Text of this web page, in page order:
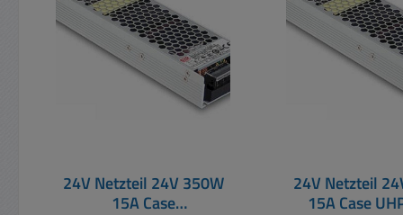
24V Netzteil 24V 350W
15A Case
24V Netzteil 24V
15A Case